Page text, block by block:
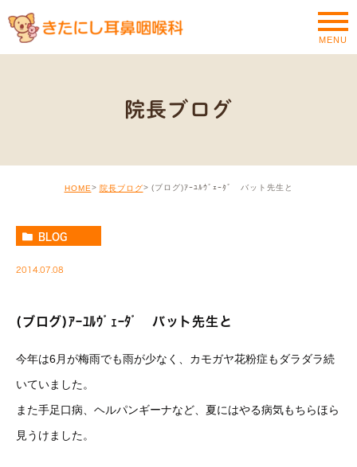
MENU
院長ブログ
HOME 院長ブログ (ブログ)ｱｰﾕﾙｳﾞｪｰﾀﾞ バット先生と
BLOG
2014.07.08
(ブログ)ｱｰﾕﾙｳﾞｪｰﾀﾞ バット先生と
今年は6月が梅雨でも雨が少なく、カモガヤ花粉症もダラダラ続
いていました。
また手足口病、ヘルパンギーナなど、夏にはやる病気もちらほら
見うけました。